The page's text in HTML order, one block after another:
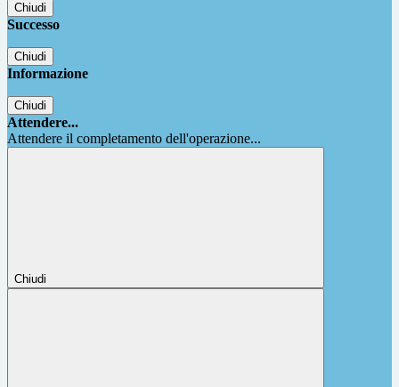
Chiudi
Successo
Chiudi
Informazione
Chiudi
Attendere...
Attendere il completamento dell'operazione...
Chiudi